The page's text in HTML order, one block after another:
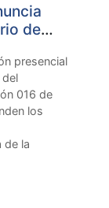
de
presencial
del
016 de
los
de la